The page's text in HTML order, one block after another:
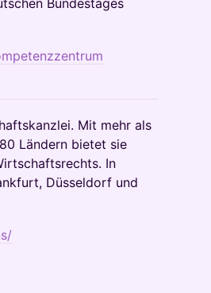
Bundestages
Mit mehr als
Ländern bietet sie
In
Düsseldorf und